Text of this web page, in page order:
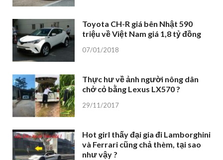
Toyota CH-R giá bên Nhật 590
triệu về Việt Nam giá 1,8 tỷ đồng
07/01/2018
Thực hư về ảnh người nông dân
chở cỏ bằng Lexus LX570 ?
29/11/2017
Hot girl thấy đại gia đi Lamborghini
và Ferrari cũng chả thèm, tại sao
như vậy ?